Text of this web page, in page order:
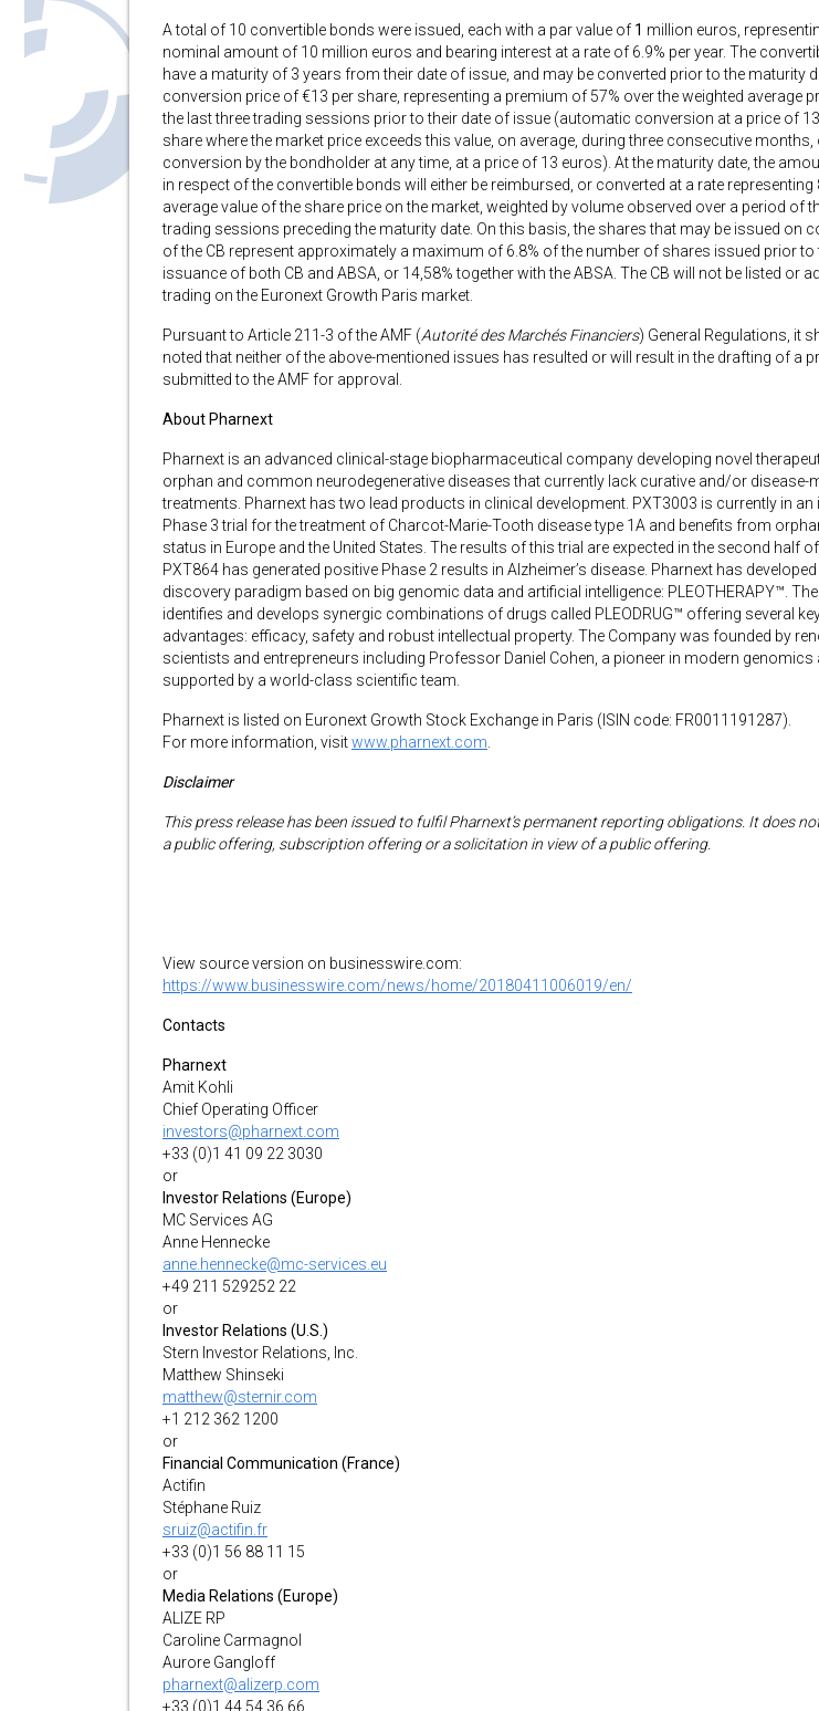
A total of 10 convertible bonds were issued, each with a par value of 1 million euros,
nominal amount of 10 million euros and bearing interest at a rate of 6.9% per year. The
have a maturity of 3 years from their date of issue, and may be converted prior to the maturity
conversion price of €13 per share, representing a premium of 57% over the weighted average
the last three trading sessions prior to their date of issue (automatic conversion at a price of
share where the market price exceeds this value, on average, during three consecutive months,
conversion by the bondholder at any time, at a price of 13 euros). At the maturity date, the
in respect of the convertible bonds will either be reimbursed, or converted at a rate representing
average value of the share price on the market, weighted by volume observed over a period of
trading sessions preceding the maturity date. On this basis, the shares that may be issued on
of the CB represent approximately a maximum of 6.8% of the number of shares issued prior to
issuance of both CB and ABSA, or 14,58% together with the ABSA. The CB will not be listed or
trading on the Euronext Growth Paris market.
Pursuant to Article 211-3 of the AMF (Autorité des Marchés Financiers) General Regulations, it
noted that neither of the above-mentioned issues has resulted or will result in the drafting of a
submitted to the AMF for approval.
About Pharnext
Pharnext is an advanced clinical-stage biopharmaceutical company developing novel
orphan and common neurodegenerative diseases that currently lack curative and/or disease-
treatments. Pharnext has two lead products in clinical development. PXT3003 is currently in an
Phase 3 trial for the treatment of Charcot-Marie-Tooth disease type 1A and benefits from
status in Europe and the United States. The results of this trial are expected in the second half of
PXT864 has generated positive Phase 2 results in Alzheimer’s disease. Pharnext has
discovery paradigm based on big genomic data and artificial intelligence: PLEOTHERAPY™.
identifies and develops synergic combinations of drugs called PLEODRUG™ offering several
advantages: efficacy, safety and robust intellectual property. The Company was founded by
scientists and entrepreneurs including Professor Daniel Cohen, a pioneer in modern genomics
supported by a world-class scientific team.
Pharnext is listed on Euronext Growth Stock Exchange in Paris (ISIN code: FR0011191287).
For more information, visitwww.pharnext.com
Disclaimer
This press release has been issued to fulfil Pharnext’s permanent reporting obligations. It does
a public offering, subscription offering or a solicitation in view of a public offering.
View source version on businesswire.com:
https://www.businesswire.com/news/home/20180411006019/en/
Contacts
Pharnext
Amit Kohli
Chief Operating Officer
investors@pharnext.com
+33 (0)1 41 09 22 3030
or
Investor Relations (Europe)
MC Services AG
Anne Hennecke
anne.hennecke@mc-services.eu
+49 211 529252 22
or
Investor Relations (U.S.)
Stern Investor Relations, Inc.
Matthew Shinseki
matthew@sternir.com
+1 212 362 1200
or
Financial Communication (France)
Actifin
Stéphane Ruiz
sruiz@actifin.fr
+33 (0)1 56 88 11 15
or
Media Relations (Europe)
ALIZE RP
Caroline Carmagnol
Aurore Gangloff
pharnext@alizerp.com
+33 (0)1 44 54 36 66